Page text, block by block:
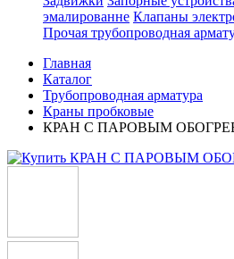
эмалированне Клапаны
Прочая трубопроводная
Главная
Каталог
Трубопроводная арматура
Краны пробковые
КРАН С ПАРОВЫМ